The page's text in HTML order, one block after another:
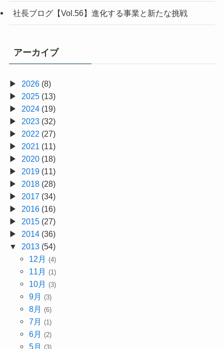
社長ブログ【Vol.56】進化する事業と新たな挑戦
アーカイブ
2026(8)
2025(13)
2024(19)
2023(32)
2022 (27)
2021 (11)
2020(18)
2019(11)
2018(28)
2017 (34)
2016(16)
2015(27)
2014(36)
2013(54)
12月 (4)
11月 (1)
10月 (3)
9月 (3)
8月 (6)
7月 (1)
6月 (2)
5月 (3)